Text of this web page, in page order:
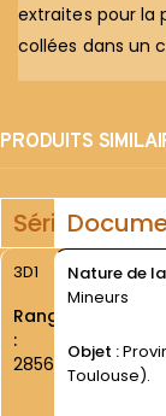
extraites pour la
collées dans un
PRODUITS
Série
3D1
Rang
:
2856
Nature de
Mineurs
Objet :
Toulouse).